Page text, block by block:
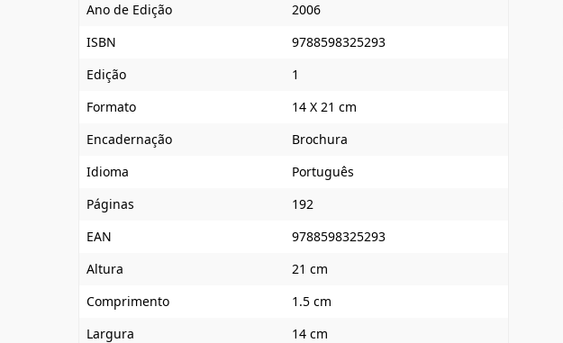
Ano de Edição
2006
ISBN
9788598325293
Edição
1
Formato
14 X 21 cm
Encadernação
Brochura
Idioma
Português
Páginas
192
EAN
9788598325293
Altura
21 cm
Comprimento
1.5 cm
Largura
14 cm